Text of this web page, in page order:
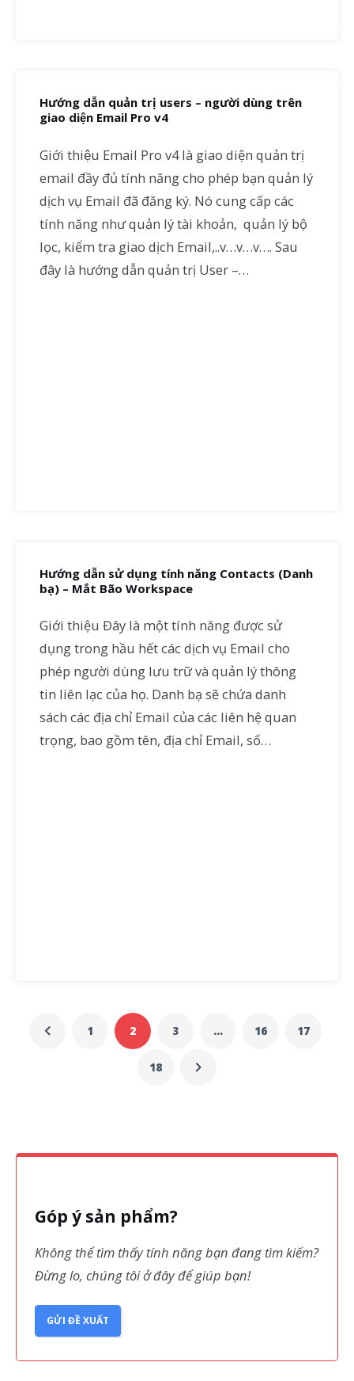
Hướng dẫn quản trị users – người dùng trên
giao diện Email Pro v4
Giới thiệu Email Pro v4 là giao diện quản trị
email đầy đủ tính năng cho phép bạn quản lý
dịch vụ Email đã đăng ký. Nó cung cấp các
tính năng như quản lý tài khoản, quản lý bộ
lọc, kiểm tra giao dịch Email,..v…v…v…. Sau
đây là hướng dẫn quản trị User –…
Hướng dẫn sử dụng tính năng Contacts (Danh
bạ) – Mắt Bão Workspace
Giới thiệu Đây là một tính năng được sử
dụng trong hầu hết các dịch vụ Email cho
phép người dùng lưu trữ và quản lý thông
tin liên lạc của họ. Danh bạ sẽ chứa danh
sách các địa chỉ Email của các liên hệ quan
trọng, bao gồm tên, địa chỉ Email, số…
1 2 3 … 16 17
18
Góp ý sản phẩm?
Không thể tìm thấy tính năng bạn đang tìm kiếm?
Đừng lo, chúng tôi ở đây để giúp bạn!
GỬI ĐỀ XUẤT